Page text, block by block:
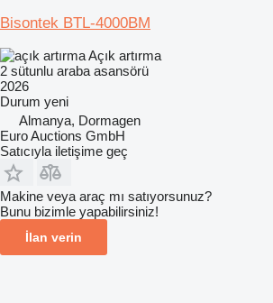
Bisontek BTL-4000BM
Açık artırma
2 sütunlu araba asansörü
2026
Durum yeni
Almanya, Dormagen
Euro Auctions GmbH
Satıcıyla iletişime geç
Makine veya araç mı satıyorsunuz?
Bunu bizimle yapabilirsiniz!
İlan verin